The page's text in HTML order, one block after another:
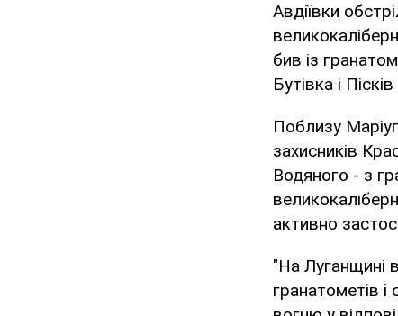
Авдіївки
бив із
Бутівка і
Поблизу
захисників
Водяного - з
активно
"На Луганщині
гранатометів